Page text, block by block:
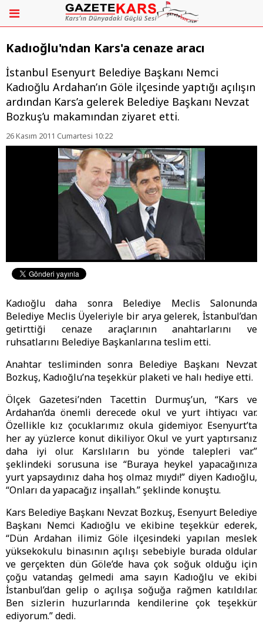
Kadıoğlu'ndan Kars'a cenaze aracı
İstanbul Esenyurt Belediye Başkanı Nemci
Kadıoğlu Ardahan’ın Göle ilçesinde yaptığı açılışın
ardından Kars’a gelerek Belediye Başkanı Nevzat
Bozkuş’u makamından ziyaret etti.
26 Kasım 2011 Cumartesi 10:22
Kadıoğlu daha sonra Belediye Meclis Salonunda
Belediye Meclis Üyeleriyle bir arya gelerek, İstanbul’dan
getirttiği cenaze araçlarının anahtarlarını ve
ruhsatlarını Belediye Başkanlarına teslim etti.
Anahtar tesliminden sonra Belediye Başkanı Nevzat
Bozkuş, Kadıoğlu’na teşekkür plaketi ve halı hediye etti.
Ölçek Gazetesi’nden Tacettin Durmuş’un, “Kars ve
Ardahan’da önemli derecede okul ve yurt ihtiyacı var.
Özellikle kız çocuklarımız okula gidemiyor. Esenyurt’ta
her ay yüzlerce konut dikiliyor. Okul ve yurt yaptırsanız
daha iyi olur. Karslıların bu yönde talepleri var.”
şeklindeki sorusuna ise “Buraya heykel yapacağınıza
yurt yapsaydınız daha hoş olmaz mıydı!” diyen Kadıoğlu,
“Onları da yapacağız inşallah.” şeklinde konuştu.
Kars Belediye Başkanı Nevzat Bozkuş, Esenyurt Belediye
Başkanı Nemci Kadıoğlu ve ekibine teşekkür ederek,
“Dün Ardahan ilimiz Göle ilçesindeki yapılan meslek
yüksekokulu binasının açılışı sebebiyle burada oldular
ve gerçekten dün Göle’de hava çok soğuk olduğu için
çoğu vatandaş gelmedi ama sayın Kadıoğlu ve ekibi
İstanbul’dan gelip o açılışa soğuğa rağmen katıldılar.
Ben sizlerin huzurlarında kendilerine çok teşekkür
ediyorum.” dedi.